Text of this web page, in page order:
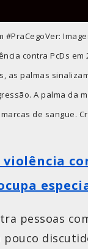
#PraCegoVer:
contra PcDs em
as palmas
A palma da
de sangue.
pessoas
pouco